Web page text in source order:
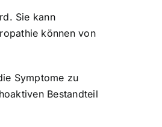
Sie kann
können von
Symptome zu
Bestandteil